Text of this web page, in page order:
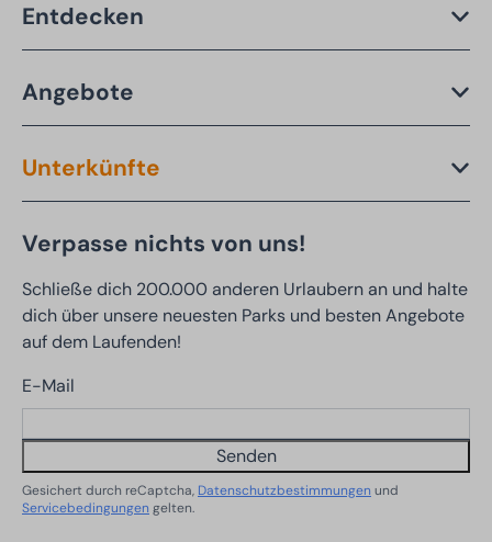
Entdecken
Angebote
Unterkünfte
Verpasse nichts von uns!
Schließe dich 200.000 anderen Urlaubern an und halte
dich über unsere neuesten Parks und besten Angebote
auf dem Laufenden!
E-Mail
Senden
Gesichert durch reCaptcha, Datenschutzbestimmungen und
Servicebedingungen gelten.